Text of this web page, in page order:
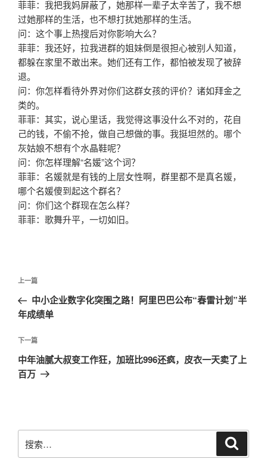
菲菲：我把我妈屏蔽了，她那样一辈子太辛苦了，我不想
过她那样的生活，也不想打扰她那样的生活。
问：这个事上热搜后对你影响大么？
菲菲：我还好，拉我进群的姐妹倒是很担心被别人知道，
都躲在家里不敢出来。她们还有工作，都怕被发现了被辞
退。
问：你怎样看待外界对你们这群女孩的评价？诸如拜金之
类的。
菲菲：其实，说心里话，我觉得这事没什么不对的，花自
己的钱，不偷不抢，做自己想做的事。我挺坦然的。哪个
灰姑娘不想有个水晶鞋呢？
问：你怎样理解“名媛”这个词？
菲菲：名媛就是有钱的上层女性啊，群里都不是真名媛，
哪个名媛傻到起这个群名？
问：你们这个群现在怎么样？
菲菲：歌舞升平，一切如旧。
文
导
航
上
一
篇
章
上一篇
中小企业数字化突围之路！阿里巴巴公布“春雷计划”半
年成绩单
下
一
篇
下一篇
中年油腻大叔变工作狂，加班比996还疯，皮衣一天卖了上
百万
搜
索：